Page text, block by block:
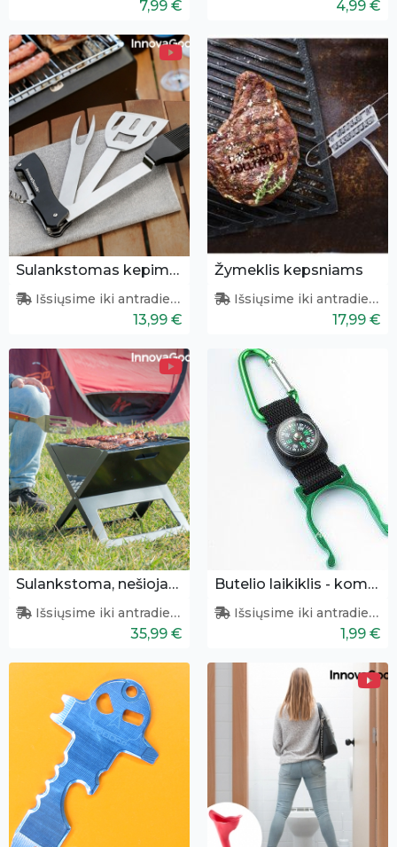
7,99 € 4,99 €
Sulankstomas kepimo įrankių rinkinys
Išsiųsime iki antradienio
13,99 €
Žymeklis kepsniams
Išsiųsime iki antradienio
17,99 €
Sulankstoma, nešiojama kepsninė
Išsiųsime iki antradienio
35,99 €
Butelio laikiklis - kompasas
Išsiųsime iki antradienio
1,99 €